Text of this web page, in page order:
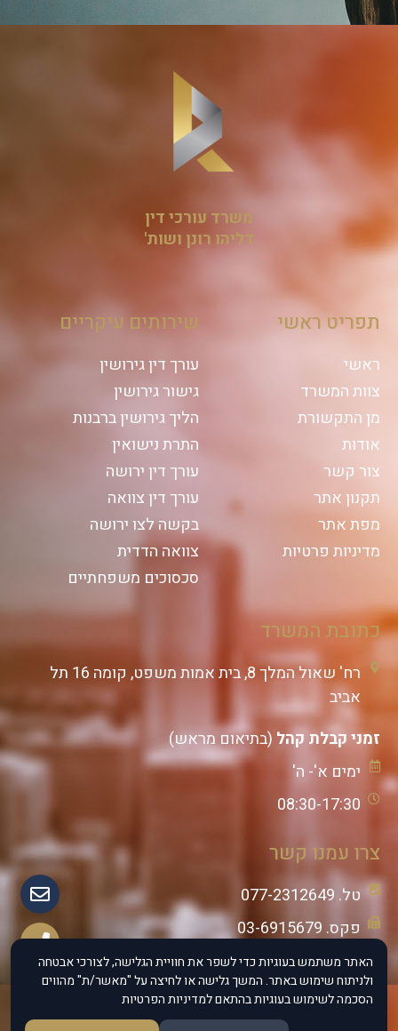
משרד עורכי דין
דליהו רונן ושות'
תפריט ראשי
ראשי
צוות המשרד
מן התקשורת
אודות
צור קשר
תקנון אתר
מפת אתר
מדיניות פרטיות
שירותים עיקריים
עורך דין גירושין
גישור גירושין
הליך גירושין ברבנות
התרת נישואין
עורך דין ירושה
עורך דין צוואה
בקשה לצו ירושה
צוואה הדדית
סכסוכים משפחתיים
כתובת המשרד
רח' שאול המלך 8, בית אמות משפט, קומה 16 תל
אביב
זמני קבלת קהל (בתיאום מראש)
ימים א'- ה'
08:30-17:30
צרו עמנו קשר
טל. 077-2312649
פקס. 03-6915679
נייד: 055-8833888
האתר משתמש בעוגיות כדי לשפר את חוויית הגלישה, לצורכי אבטחה
ולניתוח שימוש באתר. המשך גלישה או לחיצה על "מאשר/ת" מהווים
הסכמה לשימוש בעוגיות בהתאם למדיניות הפרטיות